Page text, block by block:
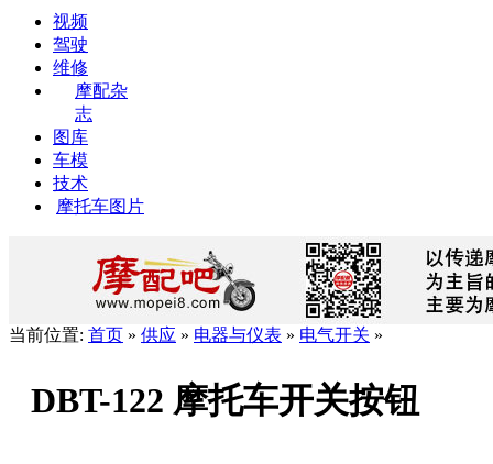
视频
驾驶
维修
摩配杂
志
图库
车模
技术
摩托车图片
当前位置: 首页 » 供应 » 电器与仪表 » 电气开关 »
DBT-122 摩托车开关按钮